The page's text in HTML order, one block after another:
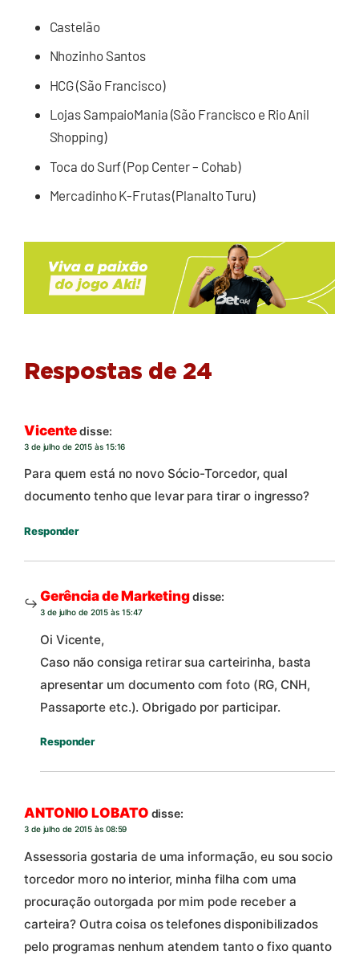
Castelão
Nhozinho Santos
HCG (São Francisco)
Lojas SampaioMania (São Francisco e Rio Anil
Shopping)
Toca do Surf (Pop Center – Cohab)
Mercadinho K-Frutas (Planalto Turu)
Respostas de 24
Vicentedisse:
3 de julho de 2015 às 15:16
Para quem está no novo Sócio-Torcedor, qual
documento tenho que levar para tirar o ingresso?
Responder
Gerência de Marketingdisse:
3 de julho de 2015 às 15:47
Oi Vicente,
Caso não consiga retirar sua carteirinha, basta
apresentar um documento com foto (RG, CNH,
Passaporte etc.). Obrigado por participar.
Responder
ANTONIO LOBATO disse:
3 de julho de 2015 às 08:59
Assessoria gostaria de uma informação, eu sou socio
torcedor moro no interior, minha filha com uma
procuração outorgada por mim pode receber a
carteira? Outra coisa os telefones disponibilizados
pelo programas nenhum atendem tanto o fixo quanto